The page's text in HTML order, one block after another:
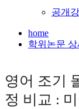
공개
home
학위논문 상
영어 조기
정 비교 :